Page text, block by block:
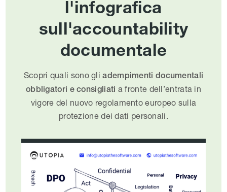
l'infografica
sull'accountability
documentale
Scopri quali sono gliadempimenti documentali
obbligatori e consigliati a fronte dell’entrata in
vigore del nuovo regolamento europeo sulla
protezione dei dati personali.